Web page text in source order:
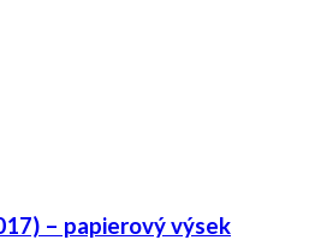
– papierový výsek